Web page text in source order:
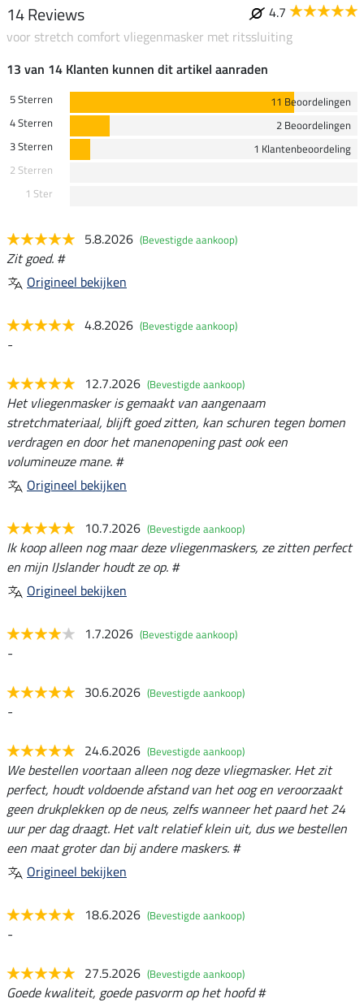
14 Reviews
4.7
voor stretch comfort vliegenmasker met ritssluiting
13 van 14 Klanten kunnen dit artikel aanraden
5 Sterren
11 Beoordelingen
4 Sterren
2 Beoordelingen
3 Sterren
1 Klantenbeoordeling
2 Sterren
1 Ster
5.8.2026 (Bevestigde aankoop)
Zit goed. #
Origineel bekijken
4.8.2026 (Bevestigde aankoop)
-
12.7.2026 (Bevestigde aankoop)
Het vliegenmasker is gemaakt van aangenaam
stretchmateriaal, blijft goed zitten, kan schuren tegen bomen
verdragen en door het manenopening past ook een
volumineuze mane. #
Origineel bekijken
10.7.2026 (Bevestigde aankoop)
Ik koop alleen nog maar deze vliegenmaskers, ze zitten perfect
en mijn IJslander houdt ze op. #
Origineel bekijken
1.7.2026 (Bevestigde aankoop)
-
30.6.2026 (Bevestigde aankoop)
-
24.6.2026 (Bevestigde aankoop)
We bestellen voortaan alleen nog deze vliegmasker. Het zit
perfect, houdt voldoende afstand van het oog en veroorzaakt
geen drukplekken op de neus, zelfs wanneer het paard het 24
uur per dag draagt. Het valt relatief klein uit, dus we bestellen
een maat groter dan bij andere maskers. #
Origineel bekijken
18.6.2026 (Bevestigde aankoop)
-
27.5.2026 (Bevestigde aankoop)
Goede kwaliteit, goede pasvorm op het hoofd #